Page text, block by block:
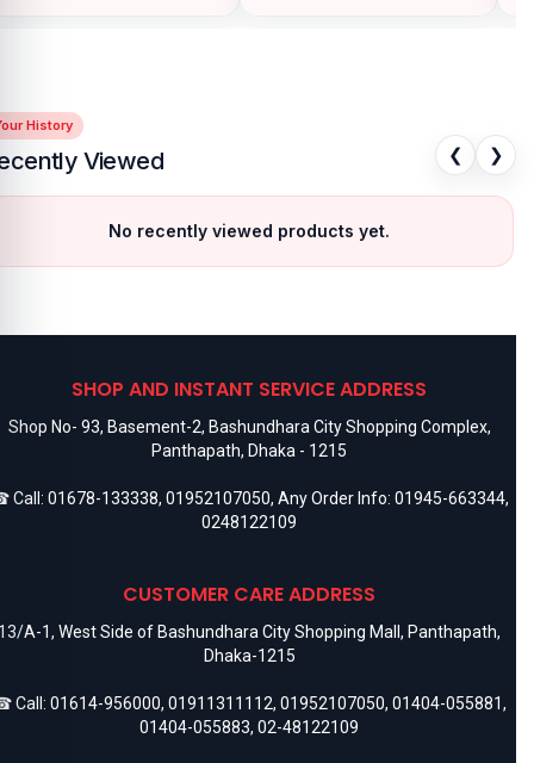
History
Viewed ❮ ❯
No recently viewed products yet.
SHOP AND INSTANT SERVICE ADDRESS
Shop No- 93, Basement-2, Bashundhara City Shopping Complex,
Panthapath, Dhaka - 1215
Call: 01678-133338, 01952107050, Any Order Info: 01945-663344,
0248122109
CUSTOMER CARE ADDRESS
A-1, West Side of Bashundhara City Shopping Mall, Panthapath,
Dhaka-1215
Call: 01614-956000, 01911311112, 01952107050, 01404-055881,
01404-055883, 02-48122109